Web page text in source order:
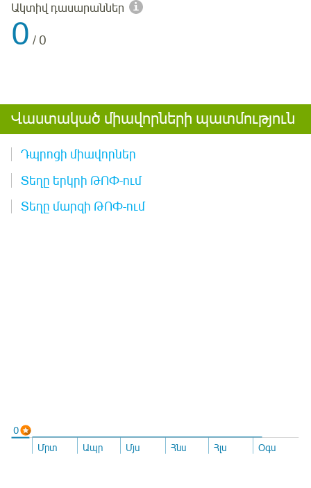
Ակտիվ դասարաններ
0 / 0
Վաստակած միավորների պատմություն
Դպրոցի միավորներ
Տեղը երկրի ԹՈՓ-ում
Տեղը մարզի ԹՈՓ-ում
Մրտ Ապր Մյս Հնս Հլս Օգս
0